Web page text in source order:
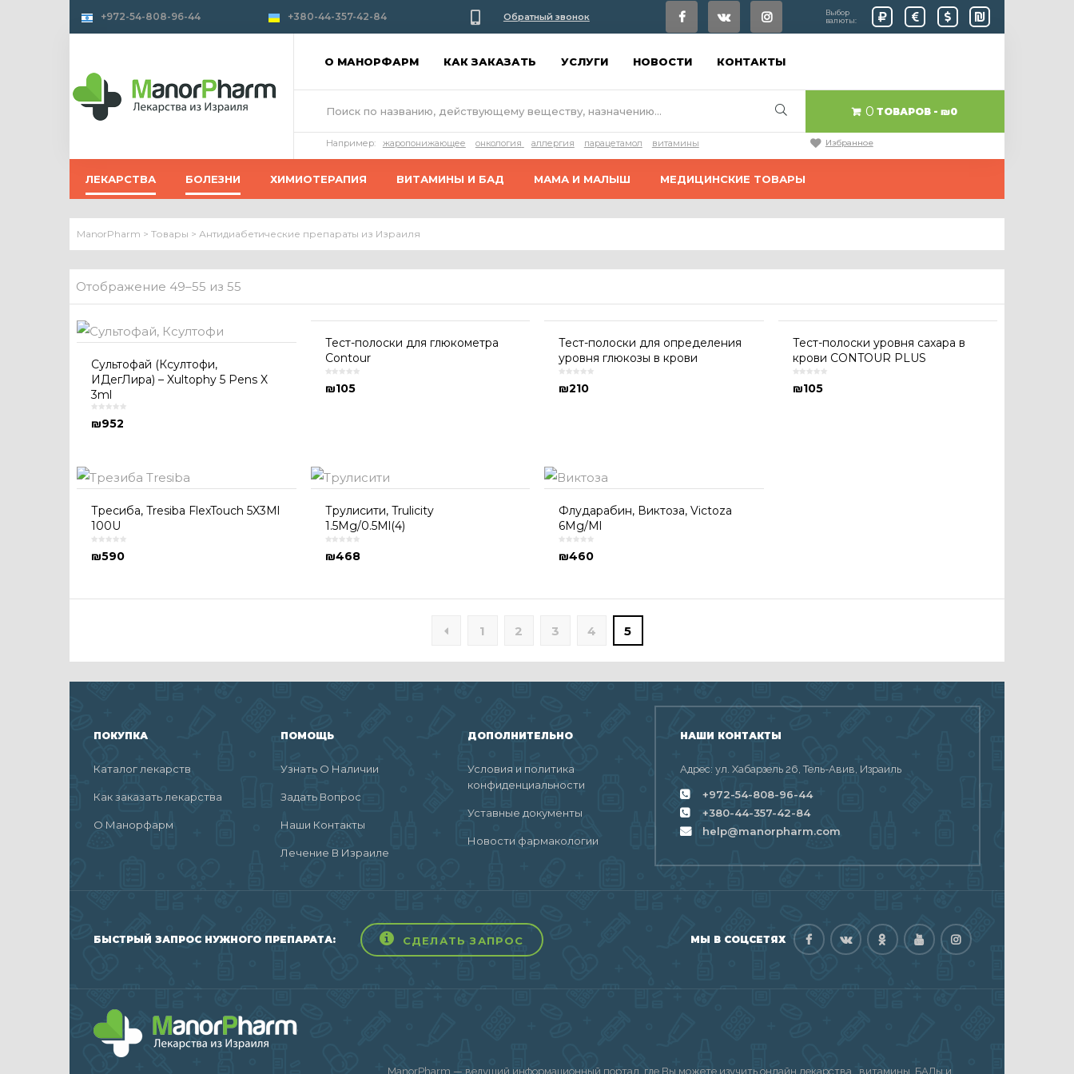
+972-54-808-96-44 +380-44-357-42-84 Обратный звонок
Выбор
валюты:
О МАНОРФАРМ КАК ЗАКАЗАТЬ УСЛУГИ НОВОСТИ КОНТАКТЫ
0 ТОВАРОВ ₪0
Например: жаропонижающее онкология аллергия парацетамол витамины Избранное
ЛЕКАРСТВА БОЛЕЗНИ ХИМИОТЕРАПИЯ ВИТАМИНЫ И БАД МАМА И МАЛЫШ МЕДИЦИНСКИЕ ТОВАРЫ
ManorPharm > Товары > Антидиабетические препараты из Израиля
Отображение 49–55 из 55
Сультофай (Ксултофи,
ИДегЛира) – Xultophy 5 Pens X
3ml
₪952
Тест-полоски для глюкометра
Contour
₪105
Тест-полоски для определения
уровня глюкозы в крови
₪210
Тест-полоски уровня сахара в
крови CONTOUR PLUS
₪105
Тресиба, Tresiba FlexTouch 5X3Ml
100U
₪590
Трулисити, Trulicity
1.5Mg/0.5Ml(4)
₪468
Флударабин, Виктоза, Victoza
6Mg/Ml
₪460
1 2 3 4 5
ПОКУПКА
Каталог лекарств
Как заказать лекарства
О Манорфарм
ПОМОЩЬ
Узнать О Наличии
Задать Вопрос
Наши Контакты
Лечение В Израиле
ДОПОЛНИТЕЛЬНО
Условия и политика
конфиденциальности
Уставные документы
Новости фармакологии
НАШИ КОНТАКТЫ
Адрес: ул. Хабарзель 26, Тель-Авив, Израиль
+972-54-808-96-44
+380-44-357-42-84
help@manorpharm.com
БЫСТРЫЙ ЗАПРОС НУЖНОГО ПРЕПАРАТА: СДЕЛАТЬ ЗАПРОС МЫ В СОЦСЕТЯХ
ManorPharm — ведущий информационный портал, где Вы можете изучить онлайн лекарства, витамины, БАДы и